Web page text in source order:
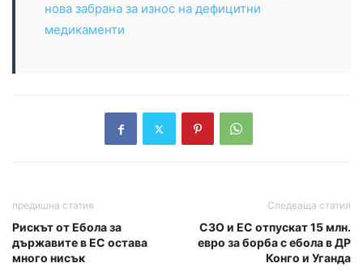
нова забрана за износ на дефицитни
медикаменти
предишна статия
Рискът от Ебола за
държавите в ЕС остава
много нисък
Следваща статия
СЗО и ЕС отпускат 15 млн.
евро за борба с ебола в ДР
Конго и Уганда